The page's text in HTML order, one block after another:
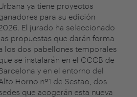
ya tiene proyectos
para su edición
El jurado ha seleccionado
propuestas que darán forma
los dos pabellones temporales
se instalarán en el CCCB de
y en el entorno del
Horno nº1 de Sestao, dos
que acogerán esta nueva